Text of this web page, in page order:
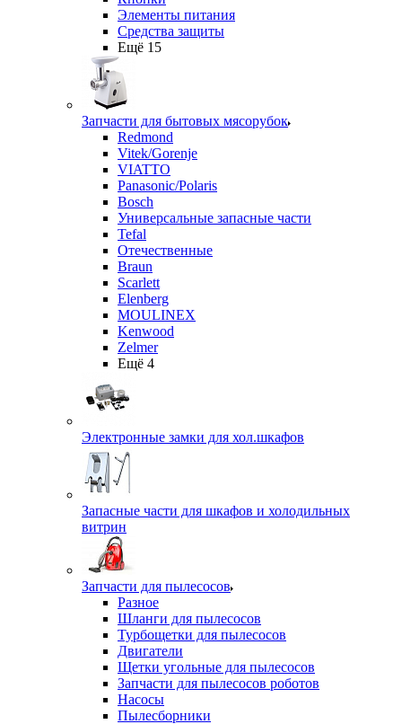
Элементы питания
Средства защиты
Ещё 15
Запчасти для бытовых мясорубок
Redmond
Vitek/Gorenje
VIATTO
Panasonic/Polaris
Bosch
Универсальные запасные части
Tefal
Отечественные
Braun
Scarlett
Elenberg
MOULINEX
Kenwood
Zelmer
Ещё 4
Электронные замки для хол.шкафов
Запасные части для шкафов и холодильных
витрин
Запчасти для пылесосов
Разное
Шланги для пылесосов
Турбощетки для пылесосов
Двигатели
Щетки угольные для пылесосов
Запчасти для пылесосов роботов
Насосы
Пылесборники